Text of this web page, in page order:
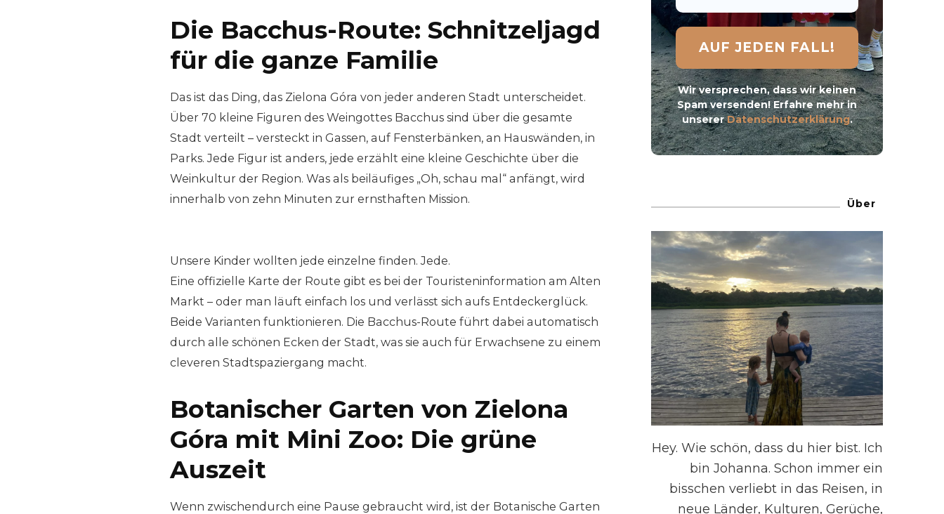
Die Bacchus-Route: Schnitzeljagd
für die ganze Familie
Das ist das Ding, das Zielona Góra von jeder anderen Stadt unterscheidet.
Über 70 kleine Figuren des Weingottes Bacchus sind über die gesamte
Stadt verteilt – versteckt in Gassen, auf Fensterbänken, an Hauswänden, in
Parks. Jede Figur ist anders, jede erzählt eine kleine Geschichte über die
Weinkultur der Region. Was als beiläufiges „Oh, schau mal“ anfängt, wird
innerhalb von zehn Minuten zur ernsthaften Mission.
Unsere Kinder wollten jede einzelne finden. Jede.
Eine offizielle Karte der Route gibt es bei der Touristeninformation am Alten
Markt – oder man läuft einfach los und verlässt sich aufs Entdeckerglück.
Beide Varianten funktionieren. Die Bacchus-Route führt dabei automatisch
durch alle schönen Ecken der Stadt, was sie auch für Erwachsene zu einem
cleveren Stadtspaziergang macht.
Botanischer Garten von Zielona
Góra mit Mini Zoo: Die grüne
Auszeit
Wenn zwischendurch eine Pause gebraucht wird, ist der Botanische Garten
Wir versprechen, dass wir keinen
Spam versenden! Erfahre mehr in
unsererDatenschutzerklärung.
Über
Hey. Wie schön, dass du hier bist. Ich
bin Johanna. Schon immer ein
bisschen verliebt in das Reisen, in
neue Länder, Kulturen, Gerüche,